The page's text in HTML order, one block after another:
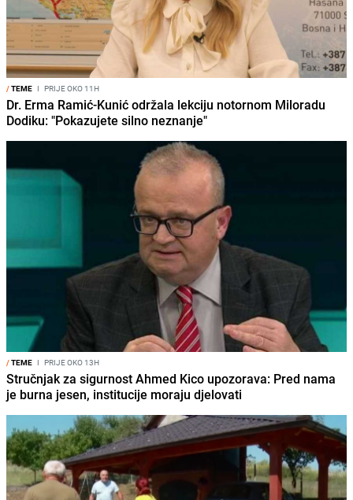
/TEME I PRIJE OKO 11H
Dr. Erma Ramić-Kunić održala lekciju notornom Miloradu
Dodiku: "Pokazujete silno neznanje"
/TEME I PRIJE OKO 13H
Stručnjak za sigurnost Ahmed Kico upozorava: Pred nama
je burna jesen, institucije moraju djelovati